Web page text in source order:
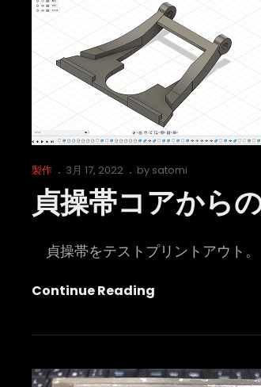
様
Cat
Links
製作
Posted
on
3月 17, 2022 by satomi
貞操帯コアから
貞操帯をテストプリントアウト
Continue Reading
帯
ア